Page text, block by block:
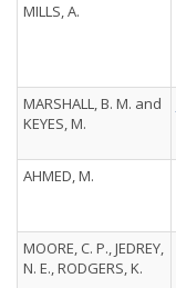
MILLS, A.
MARSHALL, B. M. and
KEYES, M.
AHMED, M.
MOORE, C. P., JEDREY,
N. E., RODGERS, K.